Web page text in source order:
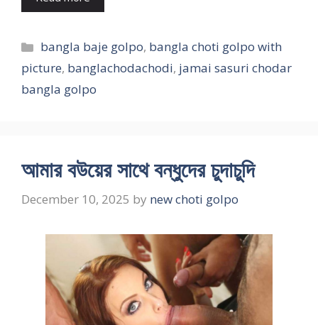
Categories
bangla baje golpo, bangla choti golpo with
picture, banglachodachodi, jamai sasuri chodar
bangla golpo
আমার বউয়ের সাথে বন্ধুদের চুদাচুদি
December 10, 2025 by new choti golpo